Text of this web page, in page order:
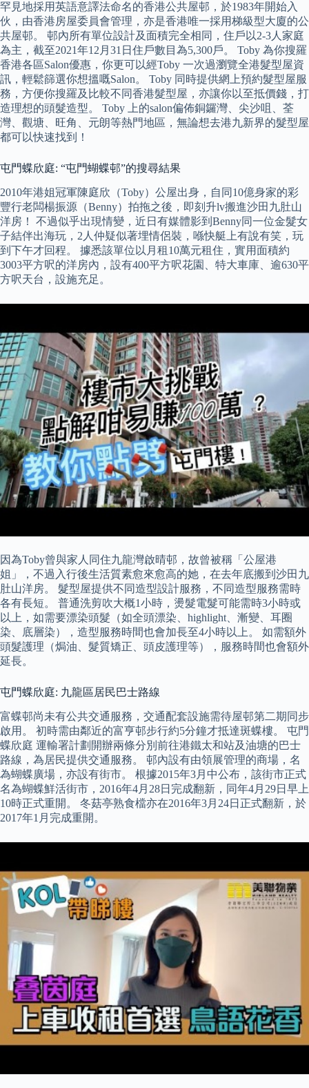
罕見地採用英語意譯法命名的香港公共屋邨，於1983年開始入
伙，由香港房屋委員會管理，亦是香港唯一採用梯級型大廈的公
共屋邨。 邨內所有單位設計及面積完全相同，住戶以2-3人家庭
為主，截至2021年12月31日住戶數目為5,300戶。 Toby 為你搜羅
香港各區Salon優惠，你更可以經Toby 一次過瀏覽全港髮型屋資
訊，輕鬆篩選你想搵嘅Salon。 Toby 同時提供網上預約髮型屋服
務，方便你搜羅及比較不同香港髮型屋，亦讓你以至抵價錢，打
造理想的頭髮造型。 Toby 上的salon偏佈銅鑼灣、尖沙咀、荃
灣、觀塘、旺角、元朗等熱門地區，無論想去港九新界的髮型屋
都可以快速找到！
屯門蝶欣庭: “屯門蝴蝶邨”的搜尋結果
2010年港姐冠軍陳庭欣（Toby）公屋出身，自同10億身家的彩
豐行老闆楊振源（Benny）拍拖之後，即刻升lv搬進沙田九肚山
洋房！ 不過似乎出現情變，近日有媒體影到Benny同一位金髮女
子結伴出海玩，2人仲疑似著埋情侶裝，喺快艇上有說有笑，玩
到下午才回程。 據悉該單位以月租10萬元租住，實用面積約
3003平方呎的洋房內，設有400平方呎花園、特大車庫、逾630平
方呎天台，設施充足。
因為Toby曾與家人同住九龍灣啟晴邨，故曾被稱「公屋港
姐」，不過入行後生活質素愈來愈高的她，在去年底搬到沙田九
肚山洋房。 髮型屋提供不同造型設計服務，不同造型服務需時
各有長短。 普通洗剪吹大概1小時，燙髮電髮可能需時3小時或
以上，如需要漂染頭髮（如全頭漂染、highlight、漸變、耳圈
染、底層染），造型服務時間也會加長至4小時以上。 如需額外
頭髮護理（焗油、髮質矯正、頭皮護理等），服務時間也會額外
延長。
屯門蝶欣庭: 九龍區居民巴士路線
富蝶邨尚未有公共交通服務，交通配套設施需待屋邨第二期同步
啟用。 初時需由鄰近的富亨邨步行約5分鐘才抵達斑蝶樓。 屯門
蝶欣庭 運輸署計劃開辦兩條分別前往港鐵太和站及油塘的巴士
路線，為居民提供交通服務。 邨內設有由領展管理的商場，名
為蝴蝶廣場，亦設有街市。 根據2015年3月中公布，該街市正式
名為蝴蝶鮮活街市，2016年4月28日完成翻新，同年4月29日早上
10時正式重開。 冬菇亭熟食檔亦在2016年3月24日正式翻新，於
2017年1月完成重開。